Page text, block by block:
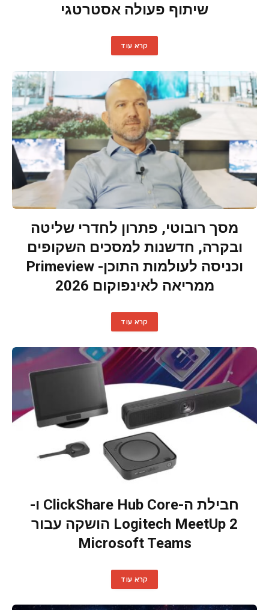
שיתוף פעולה אסטרטגי
קרא עוד
מסך רובוטי, פתרון לחדרי שליטה
ובקרה, חדשנות למסכים השקופים
וכניסה לעולמות התוכן- Primeview
ממריאה לאינפוקום 2026
קרא עוד
חבילת ה-ClickShare Hub Core ו-
Logitech MeetUp 2 הושקה עבור
Microsoft Teams
קרא עוד